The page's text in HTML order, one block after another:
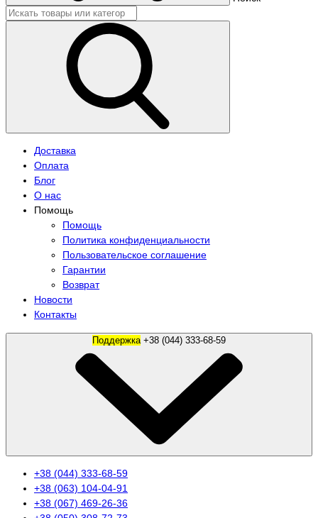
Доставка
Оплата
Блог
О нас
Помощь
Помощь
Политика конфиденциальности
Пользовательское соглашение
Гарантии
Возврат
Новости
Контакты
Поддержка
+38 (044) 333-68-59
+38 (063) 104-04-91
+38 (067) 469-26-36